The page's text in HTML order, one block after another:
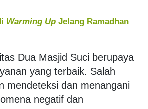
Warming Up Jelang Ramadhan
Dua Masjid Suci berupaya
yang terbaik. Salah
mendeteksi dan menangani
negatif dan